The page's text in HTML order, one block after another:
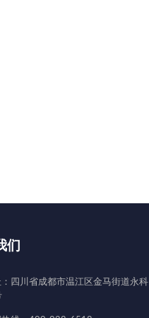
们
四川省成都市温江区金马街道永科